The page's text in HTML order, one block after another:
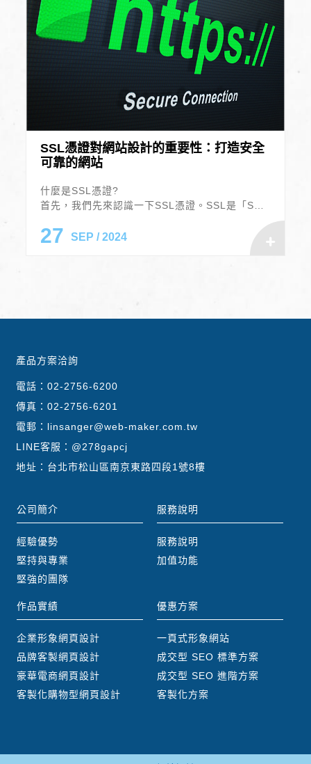
SSL憑證對網站設計的重要性：打造安全
可靠的網站
什麼是SSL憑證?
首先，我們先來認識一下SSL憑證。SSL是「Sec
訊協定」。簡單來說，SSL憑證就像是網站的身分
證，它可以證明你的網站不是假冒的，更重要的
e），等於是網站的資訊安全有了更進一層的保
27 SEP / 2024
產品方案洽詢
電話： 02-2756-6200
傳真：02-2756-6201
電郵： linsanger@web-maker.com.tw
LINE客服： @278gapcj
地址：台北市松山區南京東路四段1號8樓
公司簡介
經驗優勢
堅持與專業
堅強的團隊
服務說明
服務說明
加值功能
作品實績
企業形象網頁設計
品牌客製網頁設計
豪華電商網頁設計
客製化購物型網頁設計
優惠方案
一頁式形象網站
成交型 SEO 標準方案
成交型 SEO 進階方案
客製化方案